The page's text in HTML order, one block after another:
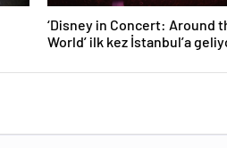
‘Disney in Concert: Around
World’ ilk kez İstanbul’a